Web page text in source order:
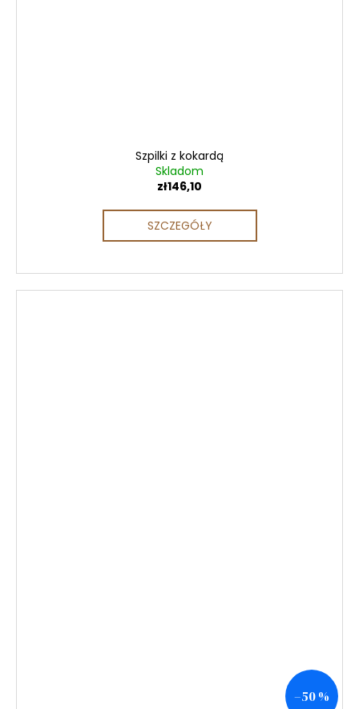
Szpilki z kokardą
Skladom
zł146,10
SZCZEGÓŁY
–50 %